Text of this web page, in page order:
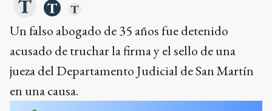
Un falso abogado de 35 años fue detenido
acusado de truchar la firma y el sello de una
jueza del Departamento Judicial de San Martín
en una causa.